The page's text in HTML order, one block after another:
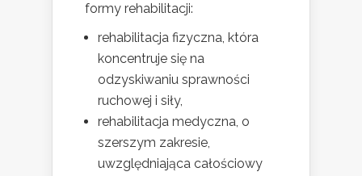
formy rehabilitacji:
rehabilitacja fizyczna, która
koncentruje się na
odzyskiwaniu sprawności
ruchowej i siły,
rehabilitacja medyczna, o
szerszym zakresie,
uwzględniająca całościowy